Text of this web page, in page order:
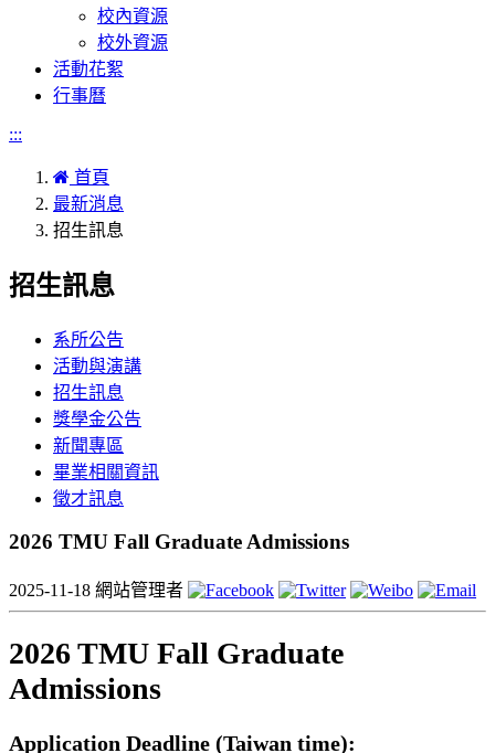
校內資源
校外資源
活動花絮
行事曆
:::
首頁
最新消息
招生訊息
招生訊息
系所公告
活動與演講
招生訊息
獎學金公告
新聞專區
畢業相關資訊
徵才訊息
2026 TMU Fall Graduate Admissions
2025-11-18 網站管理者
2026 TMU Fall Graduate
Admissions
Application Deadline (Taiwan time):